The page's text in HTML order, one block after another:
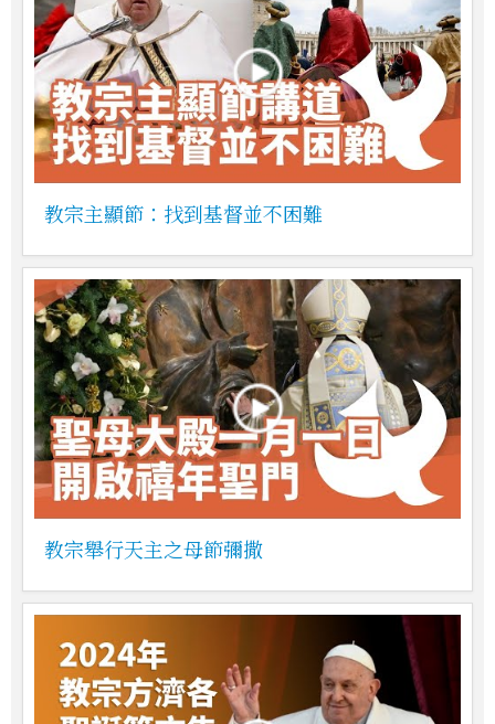
教宗主顯節：找到基督並不困難
教宗舉行天主之母節彌撒